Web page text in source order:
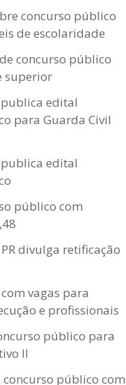
concurso público
de escolaridade
concurso público
superior
edital
para Guarda Civil
edital
público com
divulga retificação
vagas para
e profissionais
público para
II
concurso público com